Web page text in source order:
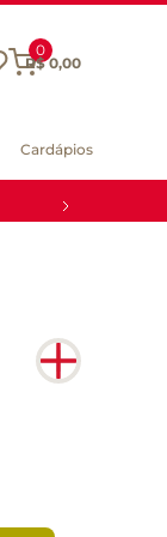
0
R$ 0,00
Cardápios